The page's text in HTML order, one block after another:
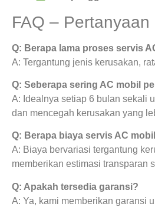
FAQ – Pertanyaan
Q: Berapa lama proses servis
A: Tergantung jenis kerusakan,
Q: Seberapa sering AC mobil
A: Idealnya setiap 6 bulan sekali
dan mencegah kerusakan yang
Q: Berapa biaya servis AC
A: Biaya bervariasi tergantung
memberikan estimasi transparan
Q: Apakah tersedia garansi?
A: Ya, kami memberikan garansi